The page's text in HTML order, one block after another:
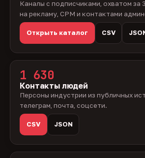
Каналы с подписчиками, охватом за
на рекламу, CPM и контактами
Открыть каталог CSV
1 630
Контакты людей
Персоны индустрии из публичных
телеграм, почта, соцсети.
CSV JSON